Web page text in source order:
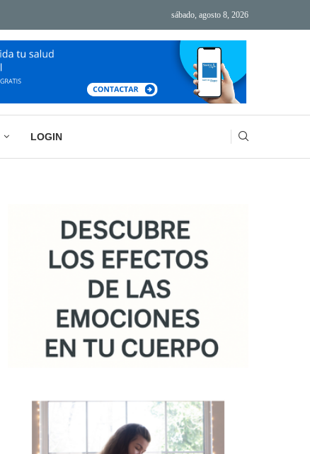
BASURA MENTAL: LA IMPORTANCIA DE
sábado, agosto 8, 2026
LOGIN